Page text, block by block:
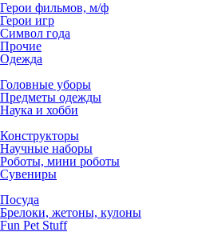
Герои фильмов, м/ф
Герои игр
Символ года
Прочие
Одежда
Головные уборы
Предметы одежды
Наука и хобби
Конструкторы
Научные наборы
Роботы, мини роботы
Сувениры
Посуда
Брелоки, жетоны, кулоны
Fun Pet Stuff